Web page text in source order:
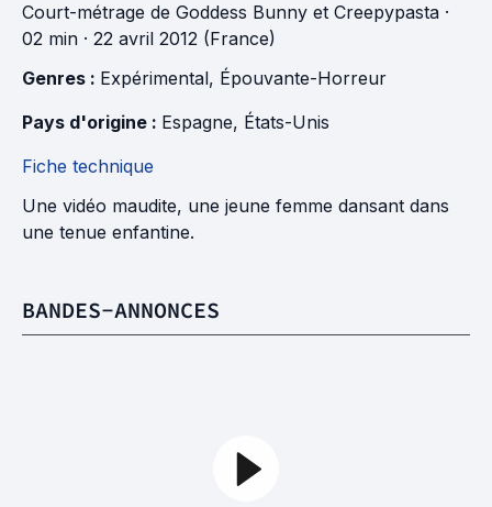
Court-métrage de Goddess Bunny et Creepypasta ·
02 min · 22 avril 2012 (France)
Genres : Expérimental, Épouvante-Horreur
Pays d'origine : Espagne, États-Unis
Fiche technique
Une vidéo maudite, une jeune femme dansant dans
une tenue enfantine.
BANDES-ANNONCES